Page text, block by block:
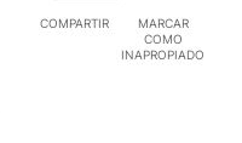
COMPARTIR
MARCAR
COMO
INAPROPIADO